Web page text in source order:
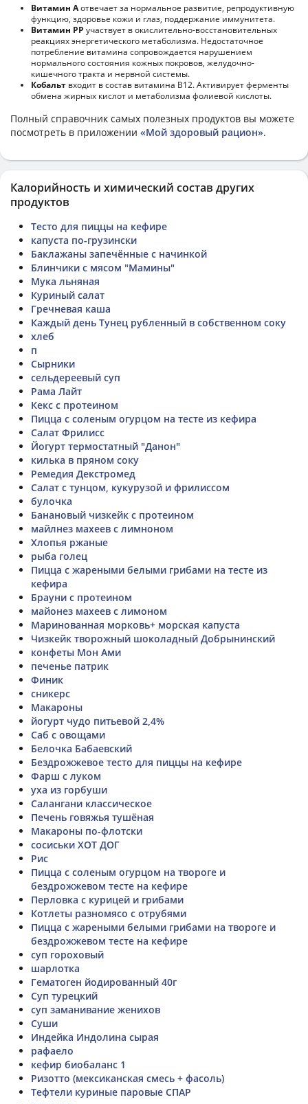
Витамин Аотвечает за нормальное развитие, репродуктивную
функцию, здоровье кожи и глаз, поддержание иммунитета.
Витамин РР участвует в окислительно-восстановительных
реакциях энергетического метаболизма. Недостаточное
потребление витамина сопровождается нарушением
нормального состояния кожных покровов, желудочно-
кишечного тракта и нервной системы.
Кобальт входит в состав витамина В12. Активирует ферменты
обмена жирных кислот и метаболизма фолиевой кислоты.
Полный справочник самых полезных продуктов вы можете
посмотреть в приложении «Мой здоровый рацион».
Калорийность и химический состав других
продуктов
Тесто для пиццы на кефире
капуста по-грузински
Баклажаны запечённые с начинкой
Блинчики с мясом "Мамины"
Мука льняная
Куриный салат
Гречневая каша
Каждый день Тунец рубленный в собственном соку
хлеб
п
Сырники
сельдереевый суп
Рама Лайт
Кекс с протеином
Пицца с соленым огурцом на тесте из кефира
Салат Фрилисс
Йогурт термостатный "Данон"
килька в пряном соку
Ремедия Декстромед
Салат с тунцом, кукурузой и фрилиссом
булочка
Банановый чизкейк с протеином
майлнез махеев с лимноном
Хлопья ржаные
рыба голец
Пицца с жареными белыми грибами на тесте из
кефира
Брауни с протеином
майонез махеев с лимоном
Маринованная морковь+ морская капуста
Чизкейк творожный шоколадный Добрынинский
конфеты Мон Ами
печенье патрик
Финик
сникерс
Макароны
йогурт чудо питьевой 2,4%
Саб с овощами
Белочка Бабаевский
Бездрожжевое тесто для пиццы на кефире
Фарш с луком
уха из горбуши
Салангани классическое
Печень говяжья тушёная
Макароны по-флотски
сосиськи ХОТ ДОГ
Рис
Пицца с соленым огурцом на твороге и
бездрожжевом тесте на кефире
Перловка с курицей и грибами
Котлеты разномясо с отрубями
Пицца с жареными белыми грибами на твороге и
бездрожжевом тесте на кефире
суп гороховый
шарлотка
Гематоген йодированный 40г
Суп турецкий
суп заманивание женихов
Суши
Индейка Индолина сырая
рафаело
кефир биобаланс 1
Ризотто (мексиканская смесь + фасоль)
Тефтели куриные паровые СПАР